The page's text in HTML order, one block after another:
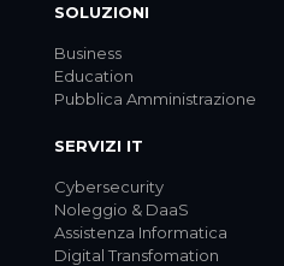
SOLUZIONI
Business
Education
Pubblica Amministrazione
SERVIZI IT
Cybersecurity
Noleggio & DaaS
Assistenza Informatica
Digital Transfomation